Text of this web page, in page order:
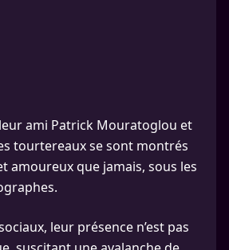
ami Patrick Mouratoglou et
tourtereaux se sont montrés
amoureux que jamais, sous les
leur présence n’est pas